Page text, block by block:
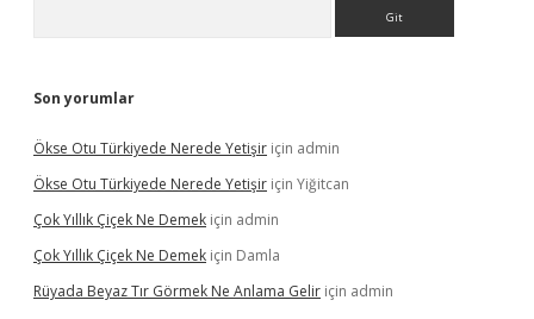
Son yorumlar
Ökse Otu Türkiyede Nerede Yetişir için admin
Ökse Otu Türkiyede Nerede Yetişir için Yiğitcan
Çok Yıllık Çiçek Ne Demek için admin
Çok Yıllık Çiçek Ne Demek için Damla
Rüyada Beyaz Tır Görmek Ne Anlama Gelir için admin